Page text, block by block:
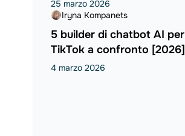
25 marzo 2026
Iryna Kompanets
5 builder di chatbot AI per
TikTok a confronto [2026]
4 marzo 2026